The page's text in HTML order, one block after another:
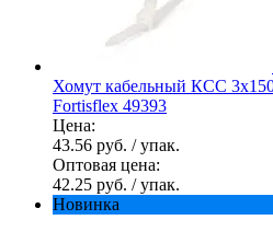
Хомут кабельный КСС
Fortisflex 49393
Цена:
43.56 руб. / упак.
Оптовая цена:
42.25 руб. / упак.
Новинка